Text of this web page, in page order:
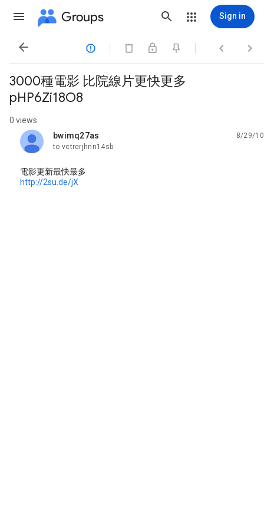
Groups Sign in
   
3000種電影 比院線片更快更多
pHP6Zi18O8
0 views
bwimq27as
unread,
8/29/10
to vctrerjhnn14sb
電影更新最快最多
http://2su.de/jX